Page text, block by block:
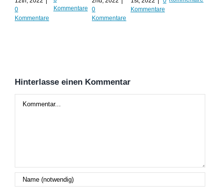
0
Kommentare
Kommentare
0
Kommentare
Kommentare
Hinterlasse einen Kommentar